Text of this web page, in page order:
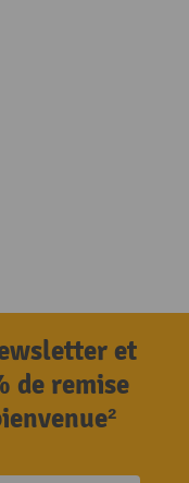
et
de remise